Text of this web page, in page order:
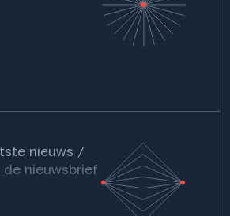
nieuws
nieuwsbrief